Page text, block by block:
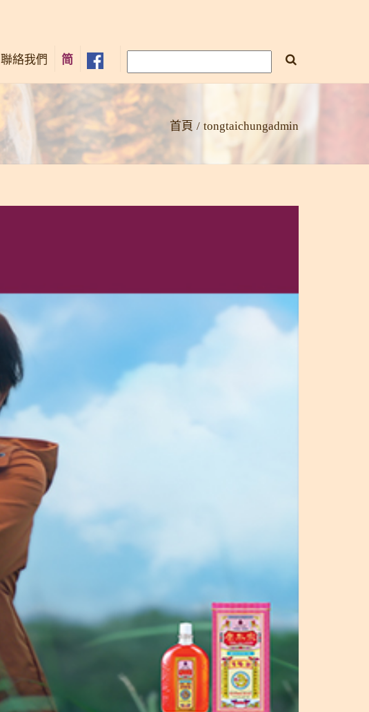
聯絡我們 简
首頁 tongtaichungadmin